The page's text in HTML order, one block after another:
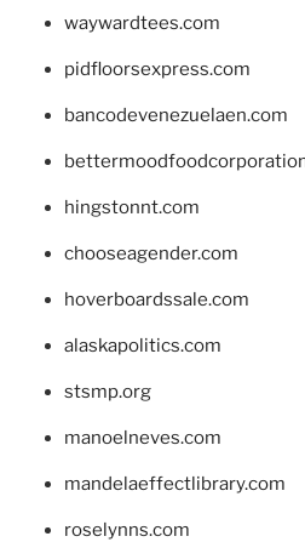
waywardtees.com
pidfloorsexpress.com
bancodevenezuelaen.com
hingstonnt.com
chooseagender.com
hoverboardssale.com
alaskapolitics.com
stsmp.org
manoelneves.com
mandelaeffectlibrary.com
roselynns.com